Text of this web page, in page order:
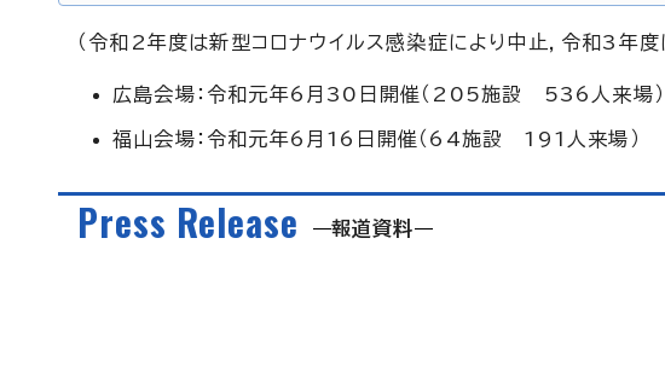
（令和2年度は新型コロナウイルス感染症により中止，令和3年
広島会場：令和元年6月30日開催（205施設 536人来場）
福山会場：令和元年6月16日開催（64施設 191人来場）
Press Release 報道資料